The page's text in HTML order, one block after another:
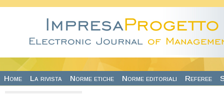
Home La rivista Norme etiche Norme editoriali Referee